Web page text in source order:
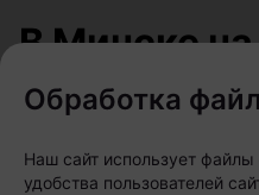
В Минске
пройдет
фестиваль
любителей
Обработка
Наш сайт использует
удобства пользователей